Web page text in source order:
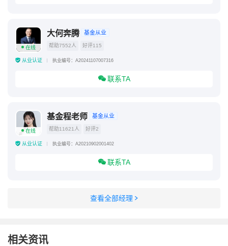
在线
大何奔腾 基金从业
帮助7552人 好评115
从业认证 执业编号：A20241107007316
联系TA
在线
基金程老师 基金从业
帮助11621人 好评2
从业认证 执业编号：A20210902001402
联系TA
查看全部经理
相关资讯